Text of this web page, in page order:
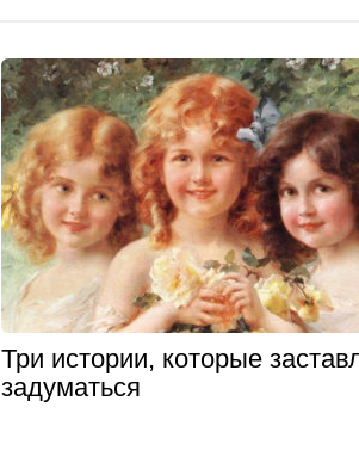
Три истории, которые
задуматься